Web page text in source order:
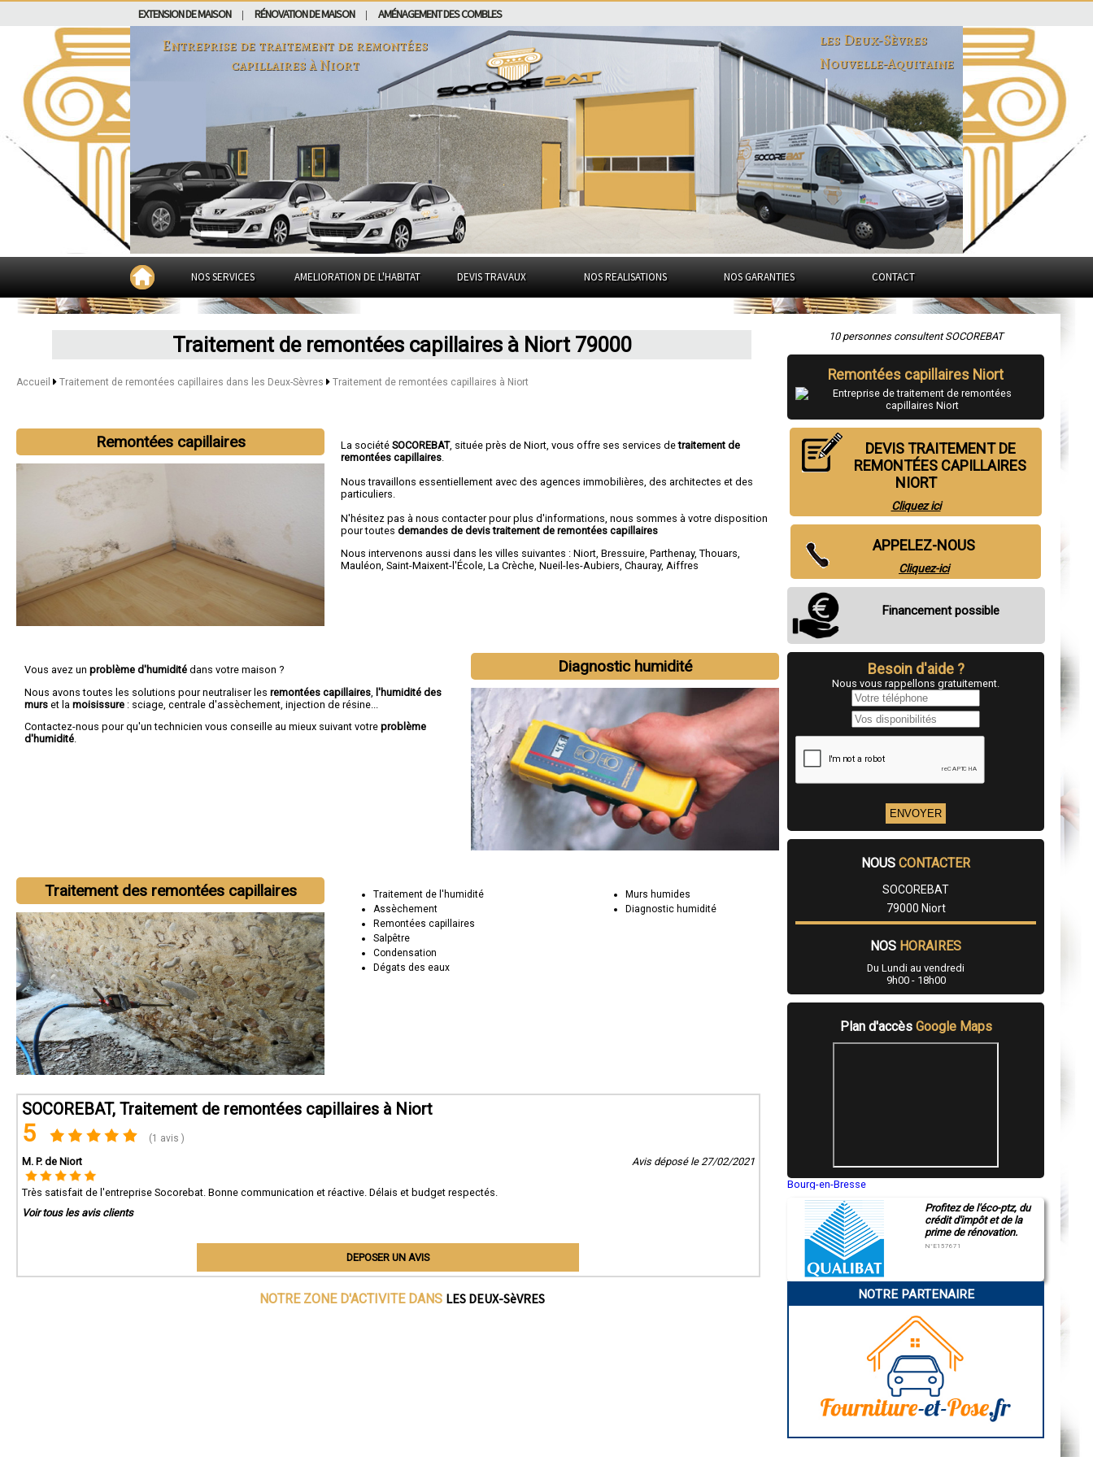
EXTENSION DE MAISON RÉNOVATION DE MAISON AMÉNAGEMENT DES COMBLES
Entreprise de traitement de remontées
capillaires àNiort
les Deux-Sèvres
Nouvelle-Aquitaine
NOS SERVICES AMELIORATION DE L'HABITAT DEVIS TRAVAUX NOS REALISATIONS NOS GARANTIES CONTACT
Traitement de remontées capillaires à Niort 79000
Accueil Traitement de remontées capillaires dans les Deux-Sèvres Traitement de remontées capillaires à Niort
Remontées capillaires La sociétéSOCOREBAT, située près de Niort, vous offre ses services detraitement de
remontées capillaires
Nous travaillons essentiellement avec des agences immobilières, des architectes et des
particuliers.
N'hésitez pas à nous contacter pour plus d'informations, nous sommes à votre disposition
pour toutesdemandes de devis traitement de remontées capillaires
Nous intervenons aussi dans les villes suivantes :Niort ,Bressuire ,Parthenay,Thouars
Mauléon ,Saint-Maixent-l'École ,La Crèche ,Nueil-les-Aubiers ,Chauray, Aiffres
Diagnostic humidité
Vous avez un problème d'humidité dans votre maison ?
Nous avons toutes les solutions pour neutraliser les remontées capillaires l'humidité des
murs et la moisissure : sciage, centrale d'assèchement, injection de résine...
Contactez-nous pour qu'un technicien vous conseille au mieux suivant votre problème
d'humidité.
Traitement des remontées capillaires
Traitement de l'humidité
Assèchement
Remontées capillaires
Salpêtre
Condensation
Dégats des eaux
Murs humides
Diagnostic humidité
SOCOREBAT, Traitement de remontées capillaires à Niort
5 (1 avis )
M. P. de Niort Avis déposé le 27/02/2021
Très satisfait de l'entreprise Socorebat. Bonne communication et réactive. Délais et budget respectés.
Voir tous les avis clients
DEPOSER UN AVIS
NOTRE ZONE D'ACTIVITE DANS LES DEUX-SèVRES
10 personnes consultent SOCOREBAT
Remontées capillaires Niort
DEVIS TRAITEMENT DE
REMONTÉES CAPILLAIRES
NIORT
Cliquez ici
APPELEZ-NOUS
Cliquez-ici
Financement possible
Besoin d'aide ?
Nous vous rappellons gratuitement.
NOUS CONTACTER
SOCOREBAT
79000 Niort
NOS HORAIRES
Du Lundi au vendredi
9h00 - 18h00
Plan d'accès Google Maps
Bourg-en-Bresse
Montluçon
Manosque
Gap
Charleville-Mézières
Pamiers
Narbonne
Brive-la-Gaillarde
Guéret
Profitez de l'éco-ptz, du
crédit d'impôt et de la
prime de rénovation.
N°E157671
NOTRE PARTENAIRE